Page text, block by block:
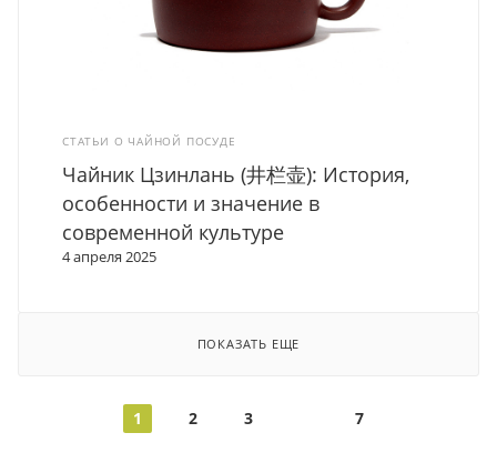
СТАТЬИ О ЧАЙНОЙ ПОСУДЕ
4 апреля 2025
Чайник Цзинлань (井栏壶): История,
особенности и значение в
современной культуре
ПОКАЗАТЬ ЕЩЕ
1 2 3 7